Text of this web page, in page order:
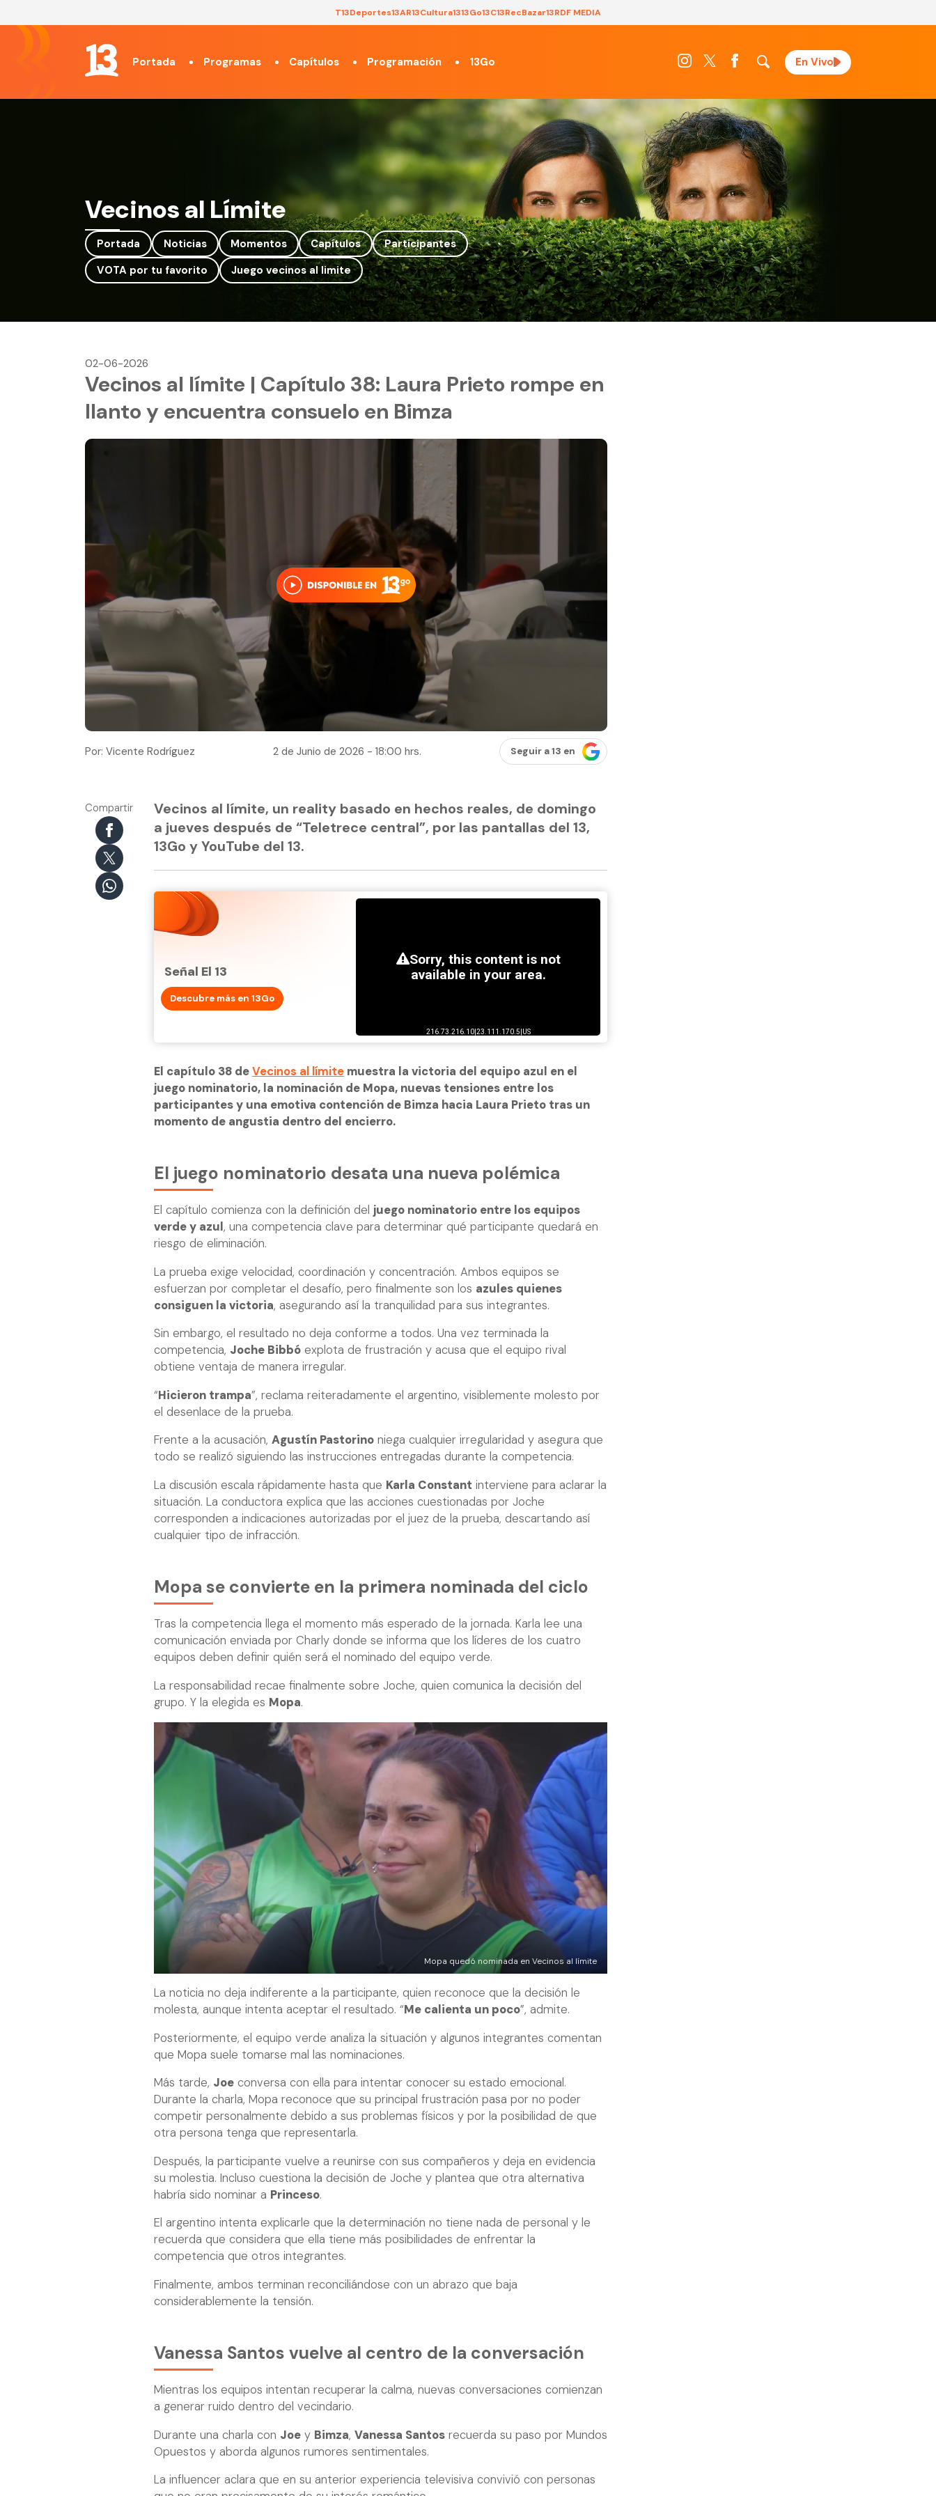
T13Deportes13AR13Cultura1313Go13C13RecBazar13RDF MEDIA
Portada Programas Capítulos Programación 13Go En Vivo
Vecinos al Límite
Portada Noticias Momentos Capítulos
Participantes
VOTA por tu favorito
Juego vecinos al limite
02-06-2026
Vecinos al límite | Capítulo 38: Laura Prieto rompe en
llanto y encuentra consuelo en Bimza
Por: Vicente Rodríguez 2 de Junio de 2026 - 18:00 hrs. Seguir a 13 en
Compartir
Vecinos al límite, un reality basado en hechos reales, de domingo
a jueves después de “Teletrece central”, por las pantallas del 13,
13Go y YouTube del 13.
Señal El 13
Descubre más en 13Go
El capítulo 38 deVecinos al límite muestra la victoria del equipo azul en el
juego nominatorio, la nominación de Mopa, nuevas tensiones entre los
participantes y una emotiva contención de Bimza hacia Laura Prieto tras un
momento de angustia dentro del encierro.
El juego nominatorio desata una nueva polémica
El capítulo comienza con la definición del juego nominatorio entre los equipos
verde y azul, una competencia clave para determinar qué participante quedará en
riesgo de eliminación.
La prueba exige velocidad, coordinación y concentración. Ambos equipos se
esfuerzan por completar el desafío, pero finalmente son los azules quienes
consiguen la victoria, asegurando así la tranquilidad para sus integrantes.
Sin embargo, el resultado no deja conforme a todos. Una vez terminada la
competencia, Joche Bibbó explota de frustración y acusa que el equipo rival
obtiene ventaja de manera irregular.
“Hicieron trampa”, reclama reiteradamente el argentino, visiblemente molesto por
el desenlace de la prueba.
Frente a la acusación, Agustín Pastorino niega cualquier irregularidad y asegura que
todo se realizó siguiendo las instrucciones entregadas durante la competencia.
La discusión escala rápidamente hasta que Karla Constant interviene para aclarar la
situación. La conductora explica que las acciones cuestionadas por Joche
corresponden a indicaciones autorizadas por el juez de la prueba, descartando así
cualquier tipo de infracción.
Mopa se convierte en la primera nominada del ciclo
Tras la competencia llega el momento más esperado de la jornada. Karla lee una
comunicación enviada por Charly donde se informa que los líderes de los cuatro
equipos deben definir quién será el nominado del equipo verde.
La responsabilidad recae finalmente sobre Joche, quien comunica la decisión del
grupo. Y la elegida es Mopa.
Mopa quedó nominada en Vecinos al límite
La noticia no deja indiferente a la participante, quien reconoce que la decisión le
molesta, aunque intenta aceptar el resultado. “Me calienta un poco”, admite.
Posteriormente, el equipo verde analiza la situación y algunos integrantes comentan
que Mopa suele tomarse mal las nominaciones.
Más tarde, Joe conversa con ella para intentar conocer su estado emocional.
Durante la charla, Mopa reconoce que su principal frustración pasa por no poder
competir personalmente debido a sus problemas físicos y por la posibilidad de que
otra persona tenga que representarla.
Después, la participante vuelve a reunirse con sus compañeros y deja en evidencia
su molestia. Incluso cuestiona la decisión de Joche y plantea que otra alternativa
habría sido nominar a Princeso.
El argentino intenta explicarle que la determinación no tiene nada de personal y le
recuerda que considera que ella tiene más posibilidades de enfrentar la
competencia que otros integrantes.
Finalmente, ambos terminan reconciliándose con un abrazo que baja
considerablemente la tensión.
Vanessa Santos vuelve al centro de la conversación
Mientras los equipos intentan recuperar la calma, nuevas conversaciones comienzan
a generar ruido dentro del vecindario.
Durante una charla con Joe y Bimza, Vanessa Santos recuerda su paso por Mundos
Opuestos y aborda algunos rumores sentimentales.
La influencer aclara que en su anterior experiencia televisiva convivió con personas